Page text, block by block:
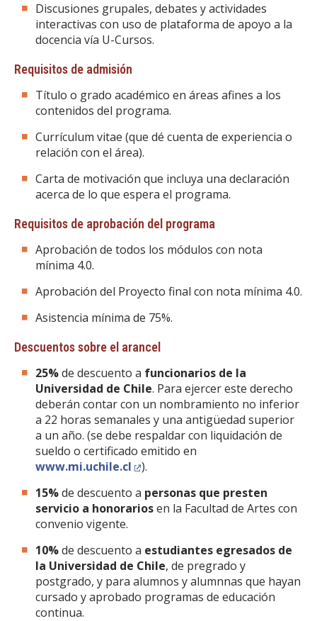
Discusiones grupales, debates y actividades
interactivas con uso de plataforma de apoyo a la
docencia vía U-Cursos.
Requisitos de admisión
Título o grado académico en áreas afines a los
contenidos del programa.
Currículum vitae (que dé cuenta de experiencia o
relación con el área).
Carta de motivación que incluya una declaración
acerca de lo que espera el programa.
Requisitos de aprobación del programa
Aprobación de todos los módulos con nota
mínima 4.0.
Aprobación del Proyecto final con nota mínima 4.0.
Asistencia mínima de 75%.
Descuentos sobre el arancel
25%de descuento a funcionarios de la
Universidad de Chile. Para ejercer este derecho
deberán contar con un nombramiento no inferior
a 22 horas semanales y una antigüedad superior
a un año. (se debe respaldar con liquidación de
sueldo o certificado emitido en
www.mi.uchile.cl
).
15%de descuento a personas que presten
servicio a honorariosen la Facultad de Artes con
convenio vigente.
10%de descuento a estudiantes egresados de
la Universidad de Chile, de pregrado y
postgrado, y para alumnos y alumnnas que hayan
cursado y aprobado programas de educación
continua.